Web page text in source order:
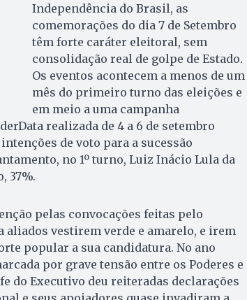
Independência do Brasil, as
comemorações do dia 7 de Setembro
têm forte caráter eleitoral, sem
consolidação real de golpe de Estado.
Os eventos acontecem a menos de um
mês do primeiro turno das eleições e
em meio a uma campanha
realizada de 4 a 6 de setembro
de voto para a sucessão
no 1º turno, Luiz Inácio Lula da
37%.
pelas convocações feitas pelo
aliados vestirem verde e amarelo, e irem
popular a sua candidatura. No ano
por grave tensão entre os Poderes e
do Executivo deu reiteradas declarações